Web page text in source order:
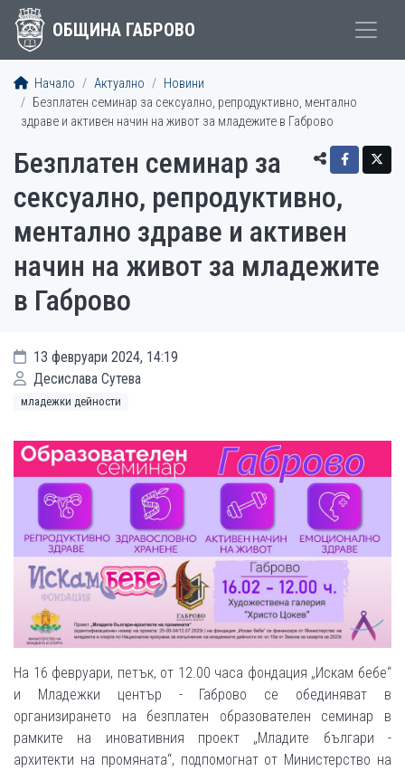
ОБЩИНА ГАБРОВО
Начало Актуално
Новини
Безплатен семинар за сексуално, репродуктивно, ментално
здраве и активен начин на живот за младежите в Габрово
Безплатен семинар за
сексуално, репродуктивно,
ментално здраве и активен
начин на живот за младежите
в Габрово
13 февруари 2024, 14:19
Десислава Сутева
младежки дейности
На 16 февруари, петък, от 12.00 часа фондация „Искам бебе“
и Младежки център - Габрово се обединяват в
организирането на безплатен образователен семинар в
рамките на иновативния проект „Младите българи -
архитекти на промяната“, подпомогнат от Министерство на